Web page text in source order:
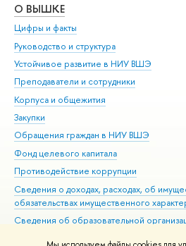
О ВЫШКЕ
Цифры и факты
Руководство и структура
Устойчивое развитие в НИУ ВШЭ
Преподаватели и сотрудники
Корпуса и общежития
Закупки
Обращения граждан в НИУ ВШЭ
Фонд целевого капитала
Противодействие коррупции
Сведения о доходах, расходах, об
обязательствах имущественного
Сведения об образовательной
Людям с ограниченными возможностями